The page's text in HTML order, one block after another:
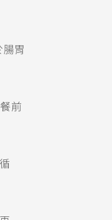
胃
前